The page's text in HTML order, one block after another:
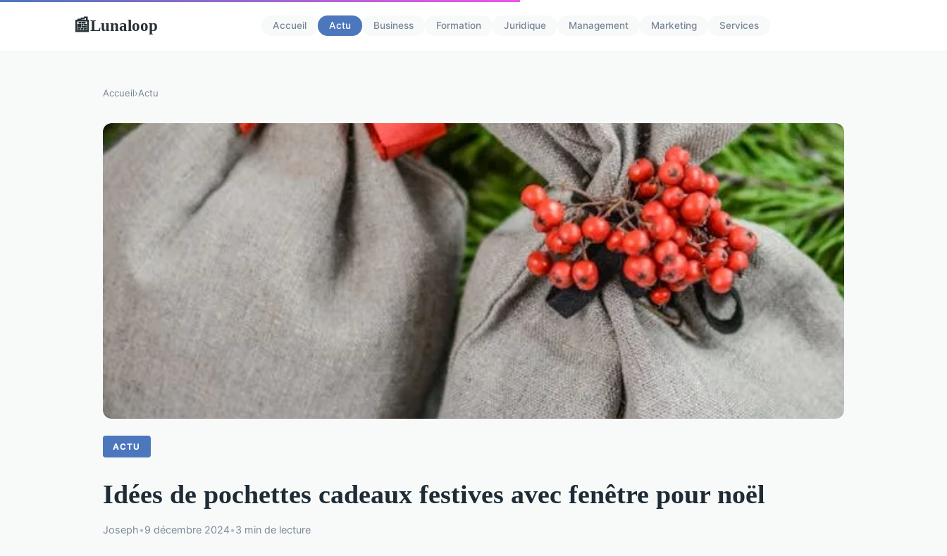
📰Lunaloop Accueil Actu Business Formation Juridique Management Marketing Services
Accueil›Actu
ACTU
Idées de pochettes cadeaux festives avec fenêtre pour noël
Joseph•9 décembre 2024•3 min de lecture